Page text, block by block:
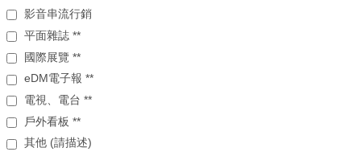
影音串流行銷
平面雜誌 **
國際展覽 **
eDM電子報 **
電視、電台 **
戶外看板 **
其他 (請描述)